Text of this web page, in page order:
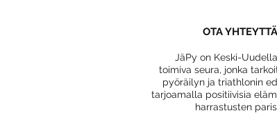
OTA
JäPy on Keski-
toimiva seura, jonka
pyöräilyn ja triathlonin
tarjoamalla positiivisia
harrastusten